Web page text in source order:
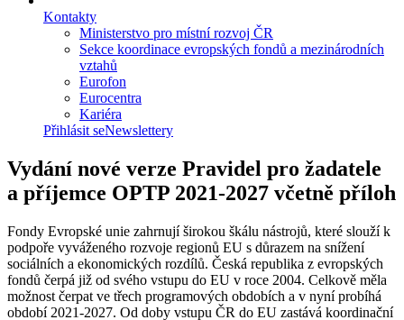
Kontakty
Ministerstvo pro místní rozvoj ČR
Sekce koordinace evropských fondů a mezinárodních
vztahů
Eurofon
Eurocentra
Kariéra
Přihlásit seNewslettery
Vydání nové verze Pravidel pro žadatele
a příjemce OPTP 2021-2027 včetně příloh
Fondy Evropské unie zahrnují širokou škálu nástrojů, které slouží k
podpoře vyváženého rozvoje regionů EU s důrazem na snížení
sociálních a ekonomických rozdílů. Česká republika z evropských
fondů čerpá již od svého vstupu do EU v roce 2004. Celkově měla
možnost čerpat ve třech programových obdobích a v nyní probíhá
období 2021-2027. Od doby vstupu ČR do EU zastává koordinační